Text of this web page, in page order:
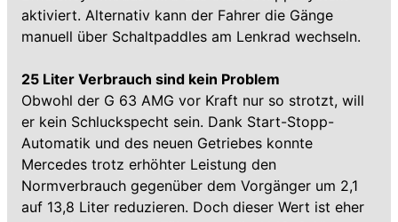
aktiviert. Alternativ kann der Fahrer die Gänge
manuell über Schaltpaddles am Lenkrad wechseln.
25 Liter Verbrauch sind kein Problem
Obwohl der G 63 AMG vor Kraft nur so strotzt, will
er kein Schluckspecht sein. Dank Start-Stopp-
Automatik und des neuen Getriebes konnte
Mercedes trotz erhöhter Leistung den
Normverbrauch gegenüber dem Vorgänger um 2,1
auf 13,8 Liter reduzieren. Doch dieser Wert ist eher